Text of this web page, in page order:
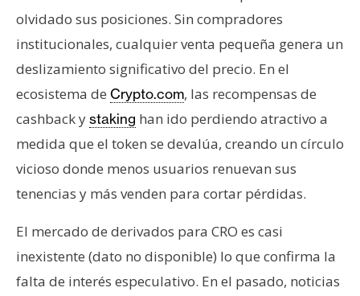
olvidado sus posiciones. Sin compradores
institucionales, cualquier venta pequeña genera un
deslizamiento significativo del precio. En el
ecosistema de Crypto.com, las recompensas de
cashback ystaking han ido perdiendo atractivo a
medida que el token se devalúa, creando un círculo
vicioso donde menos usuarios renuevan sus
tenencias y más venden para cortar pérdidas.
El mercado de derivados para CRO es casi
inexistente (dato no disponible) lo que confirma la
falta de interés especulativo. En el pasado, noticias